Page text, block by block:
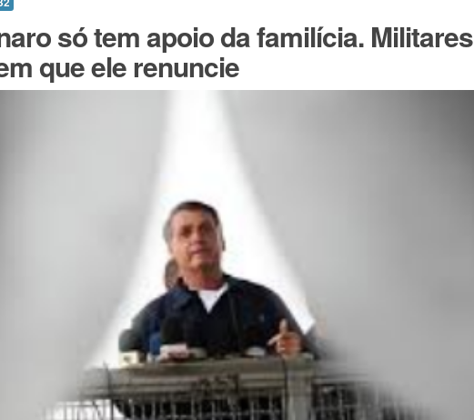
só tem apoio da familícia. Militares
que ele renuncie